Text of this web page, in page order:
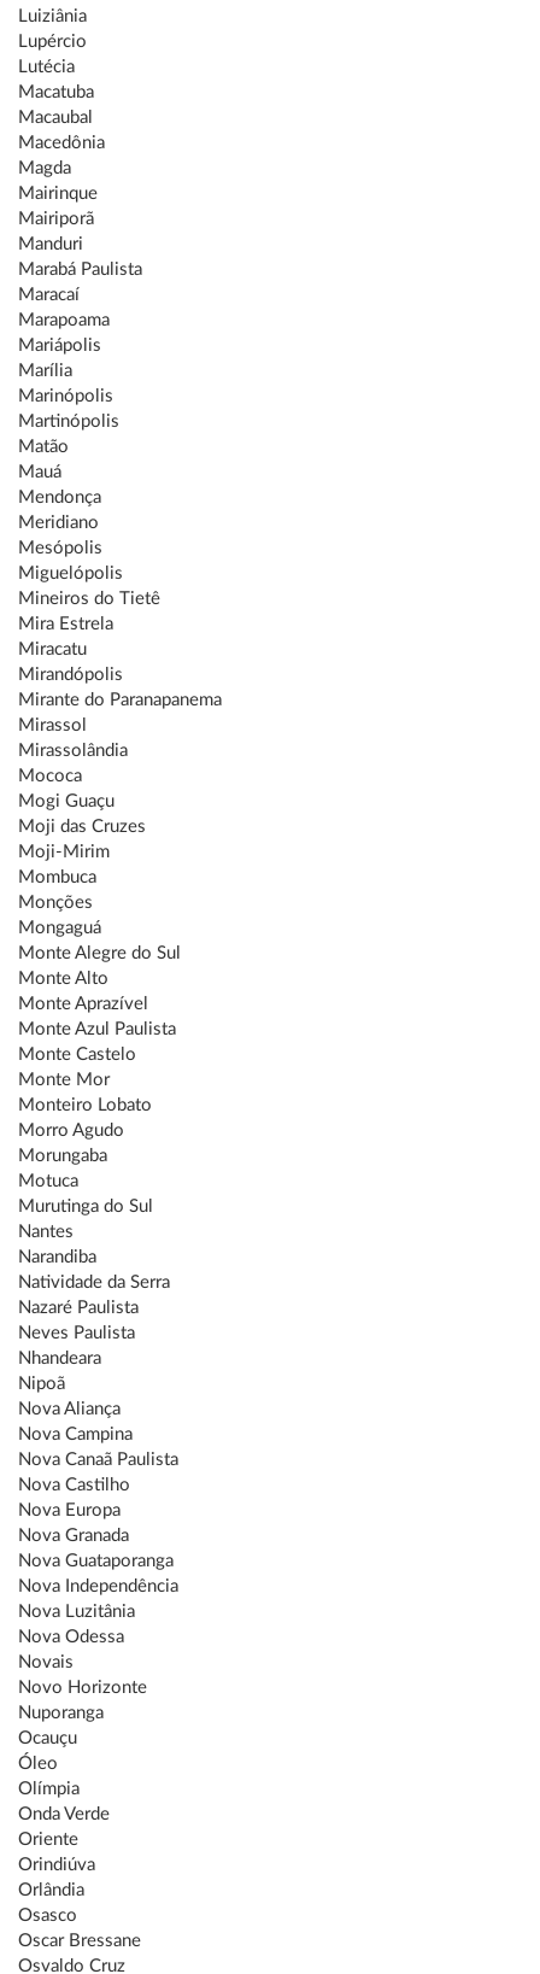
Luiziânia
Lupércio
Lutécia
Macatuba
Macaubal
Macedônia
Magda
Mairinque
Mairiporã
Manduri
Marabá Paulista
Maracaí
Marapoama
Mariápolis
Marília
Marinópolis
Martinópolis
Matão
Mauá
Mendonça
Meridiano
Mesópolis
Miguelópolis
Mineiros do Tietê
Mira Estrela
Miracatu
Mirandópolis
Mirante do Paranapanema
Mirassol
Mirassolândia
Mococa
Mogi Guaçu
Moji das Cruzes
Moji-Mirim
Mombuca
Monções
Mongaguá
Monte Alegre do Sul
Monte Alto
Monte Aprazível
Monte Azul Paulista
Monte Castelo
Monte Mor
Monteiro Lobato
Morro Agudo
Morungaba
Motuca
Murutinga do Sul
Nantes
Narandiba
Natividade da Serra
Nazaré Paulista
Neves Paulista
Nhandeara
Nipoã
Nova Aliança
Nova Campina
Nova Canaã Paulista
Nova Castilho
Nova Europa
Nova Granada
Nova Guataporanga
Nova Independência
Nova Luzitânia
Nova Odessa
Novais
Novo Horizonte
Nuporanga
Ocauçu
Óleo
Olímpia
Onda Verde
Oriente
Orindiúva
Orlândia
Osasco
Oscar Bressane
Osvaldo Cruz